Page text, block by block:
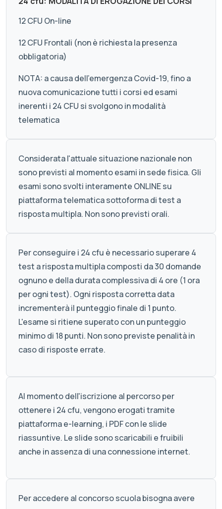
12 CFU On-line
12 CFU Frontali (non è richiesta la presenza
obbligatoria)
NOTA: a causa dell'emergenza Covid-19, fino a
nuova comunicazione tutti i corsi ed esami
inerenti i 24 CFU si svolgono in modalità
telematica
Considerata l'attuale situazione nazionale non
sono previsti al momento esami in sede fisica. Gli
esami sono svolti interamente ONLINE su
piattaforma telematica sottoforma di test a
risposta multipla. Non sono previsti orali.
Per conseguire i 24 cfu è necessario superare 4
test a risposta multipla composti da 30 domande
ognuno e della durata complessiva di 4 ore (1 ora
per ogni test). Ogni risposta corretta data
incrementerà il punteggio finale di 1 punto.
L'esame si ritiene superato con un punteggio
minimo di 18 punti. Non sono previste penalità in
caso di risposte errate.
Al momento dell'iscrizione al percorso per
ottenere i 24 cfu, vengono erogati tramite
piattaforma e-learning, i PDF con le slide
riassuntive. Le slide sono scaricabili e fruibili
anche in assenza di una connessione internet.
Per accedere al concorso scuola bisogna avere